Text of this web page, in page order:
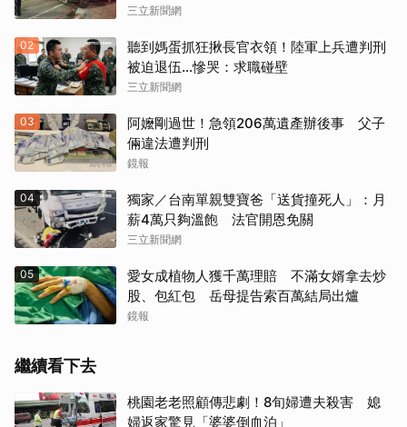
三立新聞網
02
聽到媽蛋抓狂揪長官衣領！陸軍上兵遭判刑
被迫退伍…慘哭：求職碰壁
三立新聞網
03
阿嬤剛過世！急領206萬遺產辦後事 父子
倆違法遭判刑
鏡報
04
獨家／台南單親雙寶爸「送貨撞死人」：月
薪4萬只夠溫飽 法官開恩免關
三立新聞網
05
愛女成植物人獲千萬理賠 不滿女婿拿去炒
股、包紅包 岳母提告索百萬結局出爐
鏡報
繼續看下去
桃園老老照顧傳悲劇！8旬婦遭夫殺害 媳
婦返家驚見「婆婆倒血泊」